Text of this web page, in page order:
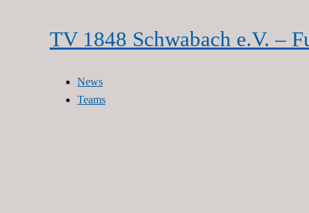
TV 1848 Schwabach e.V. –
News
Teams